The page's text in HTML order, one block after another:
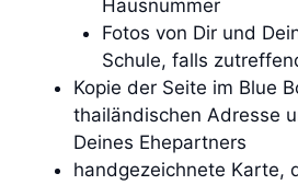
Hausnummer
Fotos von Dir und
Schule, falls
Kopie der Seite im Blue
thailändischen Adresse
Deines Ehepartners
handgezeichnete Karte,